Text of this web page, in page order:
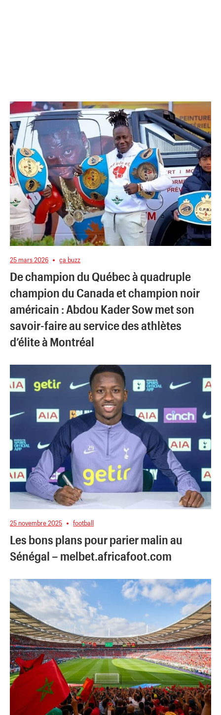
25 mars 2026 ça buzz
De champion du Québec à quadruple
champion du Canada et champion noir
américain : Abdou Kader Sow met son
savoir-faire au service des athlètes
d’élite à Montréal
25 novembre 2025 football
Les bons plans pour parier malin au
Sénégal – melbet.africafoot.com